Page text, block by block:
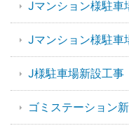
Jマンション様駐車
Jマンション様駐車
J様駐車場新設工事
ゴミステーション